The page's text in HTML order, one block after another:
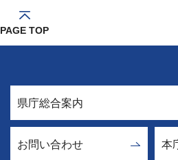
PAGE TOP
県庁総合案内
お問い合わせ 本